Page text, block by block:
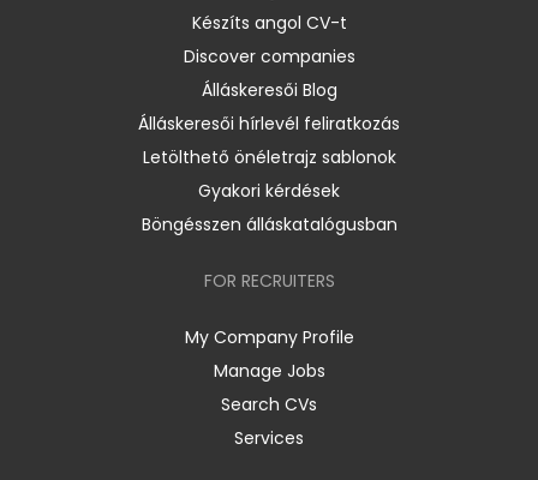
Készíts angol CV-t
Discover companies
Álláskeresői Blog
Álláskeresői hírlevél feliratkozás
Letölthető önéletrajz sablonok
Gyakori kérdések
Böngésszen álláskatalógusban
FOR RECRUITERS
My Company Profile
Manage Jobs
Search CVs
Services